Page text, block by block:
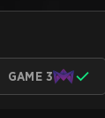
GAME 3